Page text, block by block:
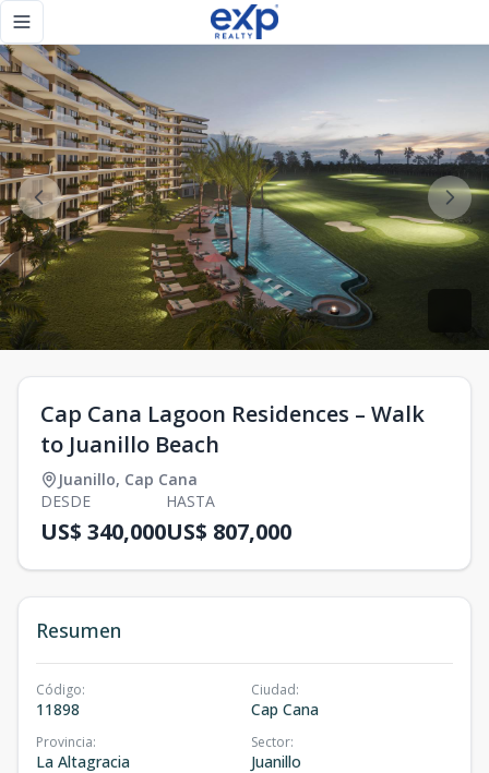
Toggle navigation menu
Cap Cana Lagoon Residences – Walk
to Juanillo Beach
Juanillo, Cap Cana
DESDE
US$ 340,000
HASTA
US$ 807,000
Resumen
Código:
11898
Ciudad:
Cap Cana
Provincia:
La Altagracia
Sector:
Juanillo
Cap Cana Lagoon Residences – Walk to Juanillo Beach -